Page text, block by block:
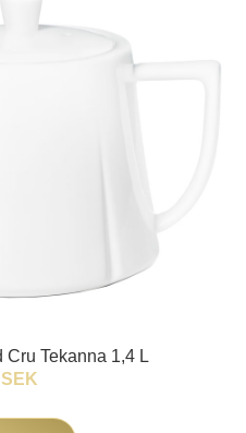
Cru Tekanna 1,4 L